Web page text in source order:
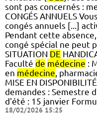
sont pas concernés :
CONGÉS ANNUELS
congés annuels [...]
Pendant cette
congé spécial ne peut
SITUATION DE
Faculté de médecine :
en médecine,
MISE EN
demandes : Semestre
d'été : 15 janvier
18/02/2026 15:25